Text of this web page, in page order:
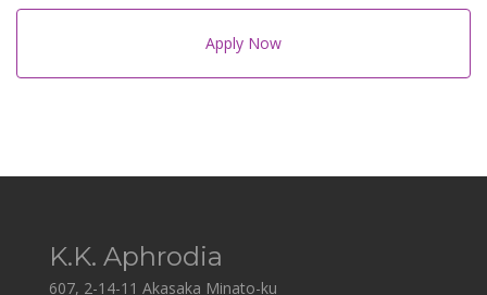
Apply Now
K.K. Aphrodia
607, 2-14-11 Akasaka Minato-ku